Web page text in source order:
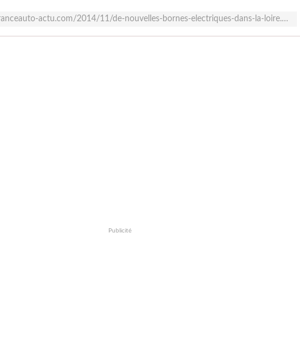
http://www.franceauto-actu.com/2014/11/de-nouvelles-bornes-electriques-dans-la-loire.html
Publicité